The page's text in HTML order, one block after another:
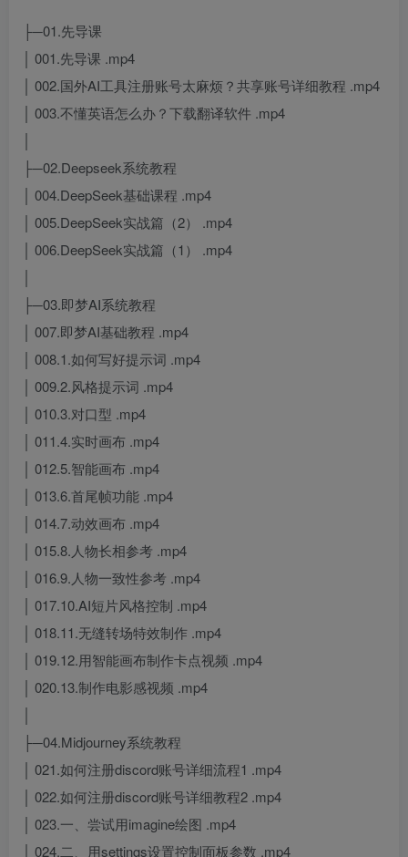
├─01.先导课
│ 001.先导课 .mp4
│ 002.国外AI工具注册账号太麻烦？共享账号详细教程 .mp4
│ 003.不懂英语怎么办？下载翻译软件 .mp4
├─02.Deepseek系统教程
│ 004.DeepSeek基础课程 .mp4
│ 005.DeepSeek实战篇（2） .mp4
│ 006.DeepSeek实战篇（1） .mp4
├─03.即梦AI系统教程
│ 007.即梦AI基础教程 .mp4
│ 008.1.如何写好提示词 .mp4
│ 009.2.风格提示词 .mp4
│ 010.3.对口型 .mp4
│ 011.4.实时画布 .mp4
│ 012.5.智能画布 .mp4
│ 013.6.首尾帧功能 .mp4
│ 014.7.动效画布 .mp4
│ 015.8.人物长相参考 .mp4
│ 016.9.人物一致性参考 .mp4
│ 017.10.AI短片风格控制 .mp4
│ 018.11.无缝转场特效制作 .mp4
│ 019.12.用智能画布制作卡点视频 .mp4
│ 020.13.制作电影感视频 .mp4
├─04.Midjourney系统教程
│ 021.如何注册discord账号详细流程1 .mp4
│ 022.如何注册discord账号详细教程2 .mp4
│ 023.一、尝试用imagine绘图 .mp4
│ 024.二、用settings设置控制面板参数 .mp4